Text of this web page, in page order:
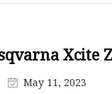
Xcite
May 11, 2023